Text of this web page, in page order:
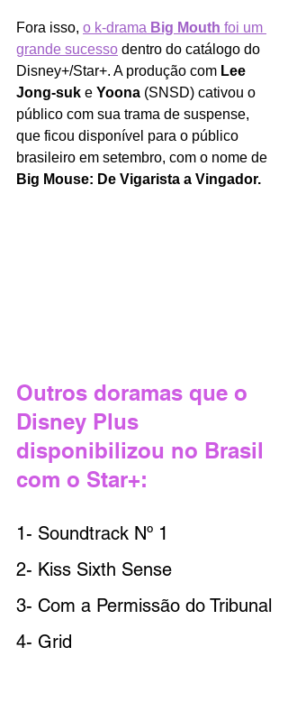
Fora isso, o k-drama Big Mouth foi um
grande sucesso dentro do catálogo do
Disney+/Star+. A produção com Lee
Jong-suk e Yoona (SNSD) cativou o
público com sua trama de suspense,
que ficou disponível para o público
brasileiro em setembro, com o nome de
Big Mouse: De Vigarista a Vingador.
Outros doramas que o
Disney Plus
disponibilizou no Brasil
com o Star+:
1- Soundtrack Nº 1
2- Kiss Sixth Sense
3- Com a Permissão do Tribunal
4- Grid